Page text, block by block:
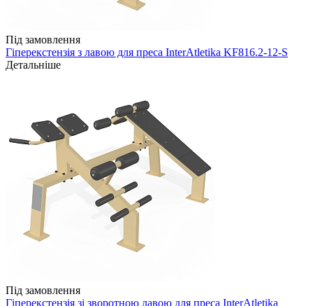
Під замовлення
Гіперекстензія з лавою для преса InterAtletika KF816.2-12-S
Детальніше
Під замовлення
Гіперекстензія зі зворотною лавою для преса InterAtletika